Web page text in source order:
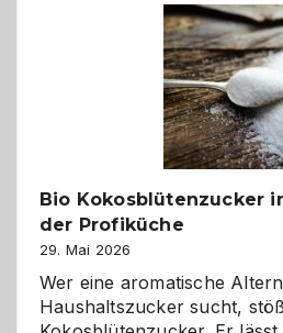
in
Bio Kokosblütenzucker
der Profiküche
29. Mai 2026
Wer eine aromatische
Haushaltszucker sucht,